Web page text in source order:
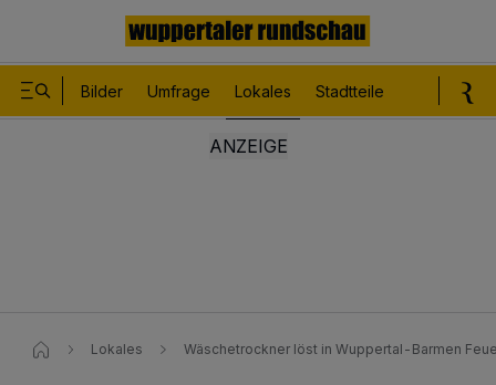
Bilder Umfrage Lokales Stadtteile
Lokales Wäschetrockner löst in Wuppertal-Barmen